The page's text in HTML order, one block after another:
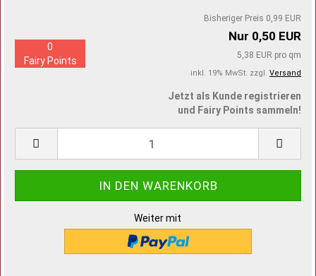
Bisheriger Preis 0,99 EUR
Nur 0,50 EUR
5,38 EUR pro qm
inkl. 19% MwSt. zzgl. Versand
0
Fairy Points
Jetzt als Kunde registrieren
und Fairy Points sammeln!
Weiter mit